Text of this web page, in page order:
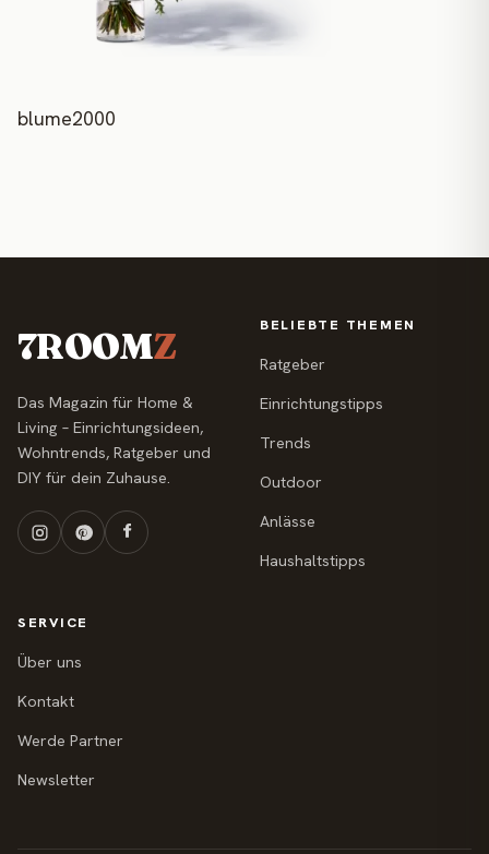
blume2000
7ROOMZ
Das Magazin für Home &
Living – Einrichtungsideen,
Wohntrends, Ratgeber und
DIY für dein Zuhause.
BELIEBTE THEMEN
Ratgeber
Einrichtungstipps
Trends
Outdoor
Anlässe
Haushaltstipps
SERVICE
Über uns
Kontakt
Werde Partner
Newsletter